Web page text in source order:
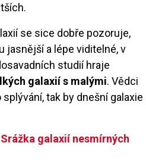
se sice dobře pozoruje,
jasnější a lépe viditelné, v
studií hraje
galaxií s malými. Vědci
tak by dnešní galaxie
galaxií nesmírných